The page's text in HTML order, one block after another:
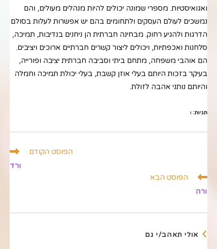
ואגואיסטיות. מספרי שמונה יכולים להיות מנהלים מעולים, והם
נמשכים לעולם העסקים ולתחומים בהם יש אפשרות לעלות בסולם
הדרגות ולהגיע רחוק. מבחינה חברתית הן ניחנים בנדיבות, תמיכה,
סלחנות ואכפתיות, ויכולים ליצור קשרים חברתיים ארוכים ויציבים.
הם אוהבי משפחה, מתחם ביתי וסביבה חברתית יציבה ופורייה,
בעיקר בזכות היותם בעלי אוזן קשבת, בעלי יכולת תמיכה וחמלה
והיותם נותני אהבה לזולת.
תגיות: ו
הפוסט הקודם
ורד
הפוסט הבא
ורה
אולי תאהב/י גם